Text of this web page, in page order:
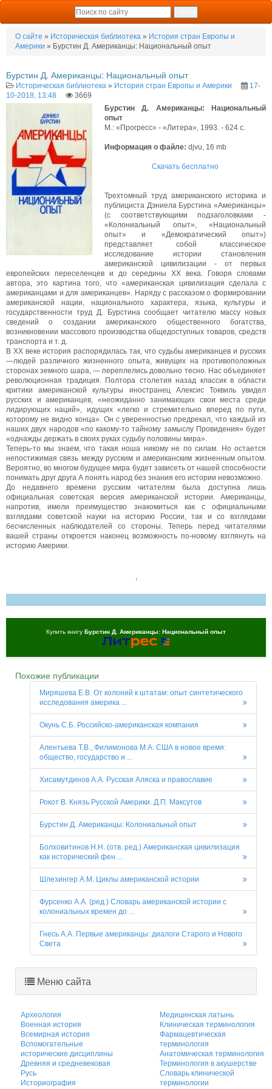
О сайте » Историческая библиотека » История стран Европы и
Америки » Бурстин Д. Американцы: Национальный опыт
Бурстин Д. Американцы: Национальный опыт
Историческая библиотека » История стран Европы и Америки
17-
10-2018, 13:48
3669
Бурстин Д. Американцы: Национальный
опыт
М.: «Прогресс» - «Литера», 1993. - 624 с.
Информация о файле: djvu, 16 mb
Скачать бесплатно
Трехтомный труд американского историка и
публициста Дэниела Бурстина «Американцы»
(с соответствующими подзаголовками -
«Колониальный опыт», «Национальный
опыт» и «Демократический опыт»)
представляет собой классическое
исследование истории становления
американской цивилизации - от первых
европейских переселенцев и до середины XX века. Говоря словами
автора, это картина того, что «американская цивилизация сделала с
американцами и для американцев». Наряду с рассказом о формировании
американской нации, национального характера, языка, культуры и
государственности труд Д. Бурстина сообщает читателю массу новых
сведений о создании американского общественного богатства,
возникновении массового производства общедоступных товаров, средств
транспорта и т. д.
В XX веке история распорядилась так, что судьбы американцев и русских
—людей различного жизненного опыта, живущих на противоположных
сторонах земного шара, — переплелись довольно тесно. Нас объединяет
революционная традиция. Полтора столетия назад классик в области
критики американской культуры иностранец Алексис Токвиль увидел
русских и американцев, «неожиданно занимающих свои места среди
лидирующих наций», идущих «легко и стремительно вперед по пути,
которому не видно конца». Он с уверенностью предрекал, что каждый из
наших двух народов «по какому-то тайному замыслу Провидения» будет
«однажды держать в своих руках судьбу половины мира».
Теперь-то мы знаем, что такая ноша никому не по силам. Но остается
непостижимая связь между русским и американским жизненным опытом.
Вероятно, во многом будущее мира будет зависеть от нашей способности
понимать друг друга А понять народ без знания его истории невозможно.
До недавнего времени русским читателям была доступна лишь
официальная советская версия американской истории. Американцы,
напротив, имели преимущество знакомиться как с официальными
взглядами советской науки на историю России, так и со взглядами
бесчисленных наблюдателей со стороны. Теперь перед читателями
вашей страны откроется наконец возможность по-новому взглянуть на
историю Америки.
,
Купить книгу Бурстин Д. Американцы: Национальный опыт
Похожие публикации
Миряшева Е.В. От колоний к штатам: опыт синтетического
исследования америка ...
Окунь С.Б. Российско-американская компания
Алентьева Т.В., Филимонова М.А. США в новое время:
общество, государство и ...
Хисамутдинов А.А. Русская Аляска и православие
Рокот В. Князь Русской Америки. Д.П. Максутов
Бурстин Д. Американцы: Колониальный опыт
Болховитинов Н.Н. (отв. ред.) Американская цивилизация
как исторический фен ...
Шлезингер А.М. Циклы американской истории
Фурсенко А.А. (ред.) Словарь американской истории с
колониальных времен до ...
Гнесь А.А. Первые американцы: диалоги Старого и Нового
Света
Меню сайта
Археология
Военная история
Всемирная история
Вспомогательные
исторические дисциплины
Древняя и средневековая
Русь
Историография
Медицинская латынь
Клиническая терминология
Фармацевтическая
терминология
Анатомическая терминология
Терминология в акушерстве
Словарь клинической
терминологии